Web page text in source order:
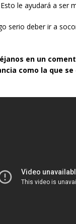
le ayudará a ser
serio deber ir a
en un
como la que